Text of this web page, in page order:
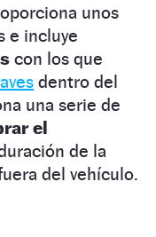
unos
e incluye
con los que
dentro del
una serie de
el
de la
del vehículo.